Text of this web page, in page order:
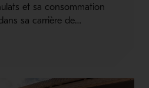
et sa consommation
sa carrière de…